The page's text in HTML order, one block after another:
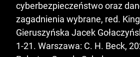
cyberbezpieczeństwo oraz
zagadnienia wybrane, red.
Gieruszyńska Jacek
1-21. Warszawa: C. H. Beck,